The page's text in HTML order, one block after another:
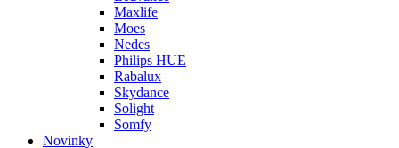
Maxlife
Moes
Nedes
Philips HUE
Rabalux
Skydance
Solight
Somfy
Novinky